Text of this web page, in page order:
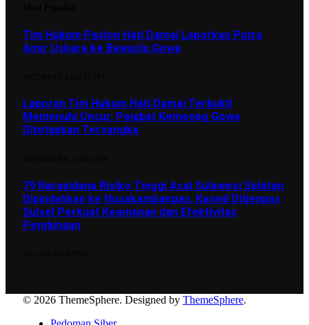
Tim Hukum Paslon Hati Damai Laporkan Putra
Amir Uskara ke Bawaslu Gowa
Laporan Tim Hukum Hati Damai Terbukti
Memenuhi Unsur, Pejabat Kemenag Gowa
Ditetapkan Tersangka
79 Narapidana Risiko Tinggi Asal Sulawesi Selatan
Dipindahkan ke Nusakambangan, Kanwil Ditjenpas
Sulsel Perkuat Keamanan dan Efektivitas
Pembinaan
© 2026 ThemeSphere. Designed by ThemeSphere.